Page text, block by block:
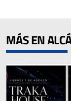
MÁS EN